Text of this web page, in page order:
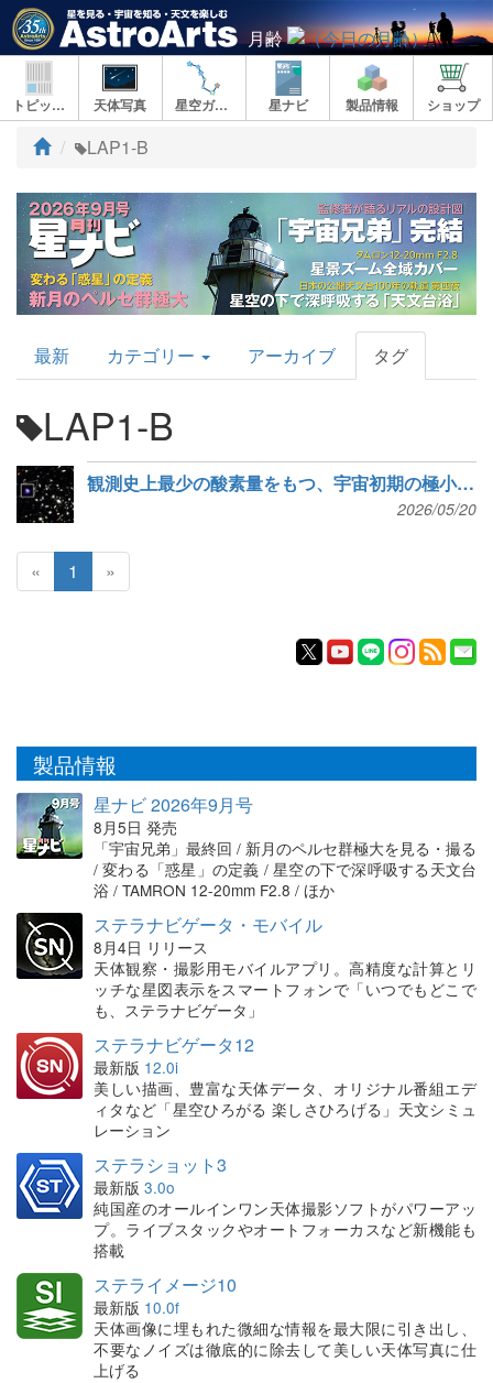
月齢
トピックス 天体写真 星空ガイド 星ナビ 製品情報 ショップ
ト
プ
LAP1-B
AstroArts
Topics
最新 カテゴリー アーカイブ タグ
LAP1-B
観測史上最少の酸素量をもつ、宇宙初期の極小銀河
2026/05/20
« 1 »
製品情報
星ナビ 2026年9月号
8月5日 発売
「宇宙兄弟」最終回 / 新月のペルセ群極大を見る・撮る
/ 変わる「惑星」の定義 / 星空の下で深呼吸する天文台
浴 / TAMRON 12-20mm F2.8 / ほか
ステラナビゲータ・モバイル
8月4日 リリース
天体観察・撮影用モバイルアプリ。高精度な計算とリ
ッチな星図表示をスマートフォンで「いつでもどこで
も、ステラナビゲータ」
ステラナビゲータ12
最新版 12.0i
美しい描画、豊富な天体データ、オリジナル番組エデ
ィタなど「星空ひろがる 楽しさひろげる」天文シミュ
レーション
ステラショット3
最新版 3.0o
純国産のオールインワン天体撮影ソフトがパワーアッ
プ。ライブスタックやオートフォーカスなど新機能も
搭載
ステライメージ10
最新版 10.0f
天体画像に埋もれた微細な情報を最大限に引き出し、
不要なノイズは徹底的に除去して美しい天体写真に仕
上げる